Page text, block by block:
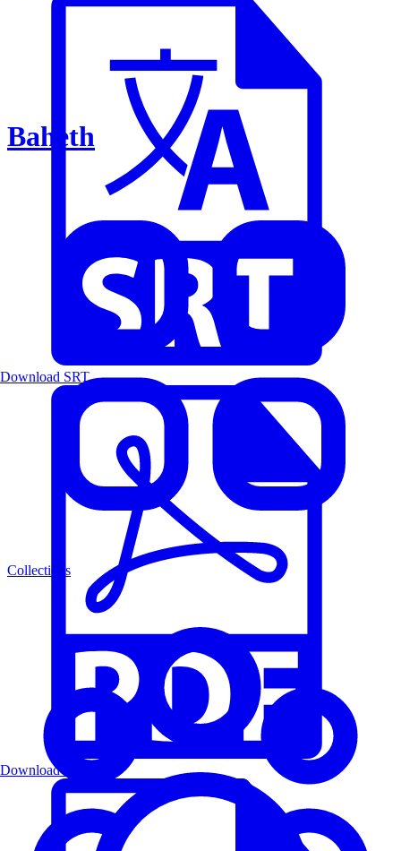
Baheth
Collections
Download SRT
Download PDF